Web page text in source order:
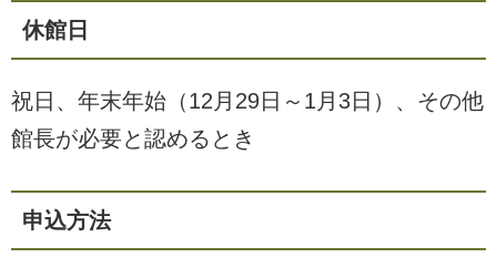
休館日
祝日、年末年始（12月29日～1月3日）、その他
館長が必要と認めるとき
申込方法